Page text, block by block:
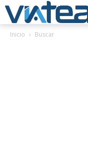
Inicio Buscar